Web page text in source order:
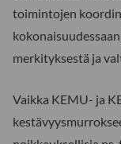
toimintojen
merkityksestä ja
Vaikka KEMU- ja